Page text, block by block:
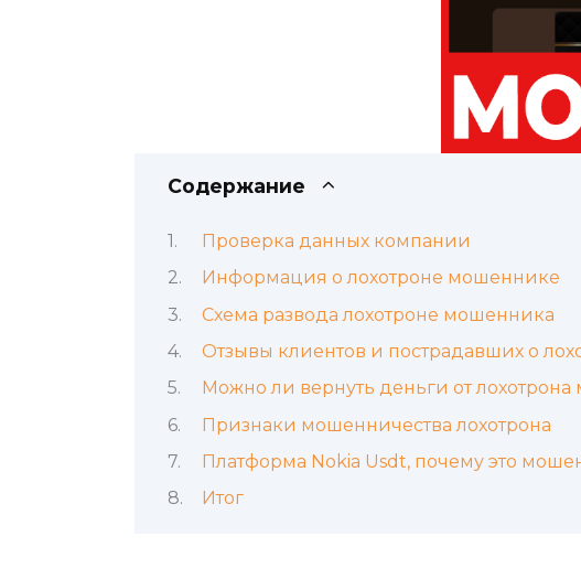
Содержание
Проверка данных компании
Информация о лохотроне мошеннике
Схема развода лохотроне мошенника
Отзывы клиентов и пострадавших о
Можно ли вернуть деньги от
Признаки мошенничества лохотрона
Платформа Nokia Usdt, почему это
Итог